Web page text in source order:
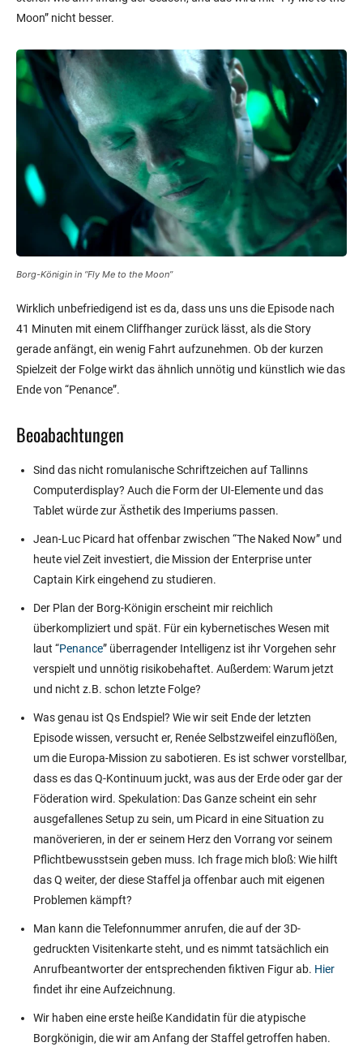
Moon” nicht besser.
Borg-Königin in “Fly Me to the Moon”
Wirklich unbefriedigend ist es da, dass uns uns die Episode nach
41 Minuten mit einem Cliffhanger zurück lässt, als die Story
gerade anfängt, ein wenig Fahrt aufzunehmen. Ob der kurzen
Spielzeit der Folge wirkt das ähnlich unnötig und künstlich wie das
Ende von “Penance”.
Beoabachtungen
Sind das nicht romulanische Schriftzeichen auf Tallinns
Computerdisplay? Auch die Form der UI-Elemente und das
Tablet würde zur Ästhetik des Imperiums passen.
Jean-Luc Picard hat offenbar zwischen “The Naked Now” und
heute viel Zeit investiert, die Mission der Enterprise unter
Captain Kirk eingehend zu studieren.
Der Plan der Borg-Königin erscheint mir reichlich
überkompliziert und spät. Für ein kybernetisches Wesen mit
laut “Penance” überragender Intelligenz ist ihr Vorgehen sehr
verspielt und unnötig risikobehaftet. Außerdem: Warum jetzt
und nicht z.B. schon letzte Folge?
Was genau ist Qs Endspiel? Wie wir seit Ende der letzten
Episode wissen, versucht er, Renée Selbstzweifel einzuflößen,
um die Europa-Mission zu sabotieren. Es ist schwer vorstellbar,
dass es das Q-Kontinuum juckt, was aus der Erde oder gar der
Föderation wird. Spekulation: Das Ganze scheint ein sehr
ausgefallenes Setup zu sein, um Picard in eine Situation zu
manöverieren, in der er seinem Herz den Vorrang vor seinem
Pflichtbewusstsein geben muss. Ich frage mich bloß: Wie hilft
das Q weiter, der diese Staffel ja offenbar auch mit eigenen
Problemen kämpft?
Man kann die Telefonnummer anrufen, die auf der 3D-
gedruckten Visitenkarte steht, und es nimmt tatsächlich ein
Anrufbeantworter der entsprechenden fiktiven Figur ab. Hier
findet ihr eine Aufzeichnung.
Wir haben eine erste heiße Kandidatin für die atypische
Borgkönigin, die wir am Anfang der Staffel getroffen haben.